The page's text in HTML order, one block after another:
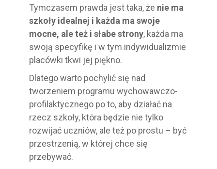
Tymczasem prawda jest taka, że nie ma
szkoły idealnej i każda ma swoje
mocne, ale też i słabe strony, każda ma
swoją specyfikę i w tym indywidualizmie
placówki tkwi jej piękno.
Dlatego warto pochylić się nad
tworzeniem programu wychowawczo-
profilaktycznego po to, aby działać na
rzecz szkoły, która będzie nie tylko
rozwijać uczniów, ale też po prostu – być
przestrzenią, w której chce się
przebywać.